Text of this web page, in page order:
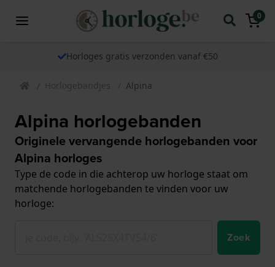
0
Horloges gratis verzonden vanaf €50
Horlogebandjes Alpina
Alpina horlogebanden
Originele vervangende horlogebanden voor
Alpina horloges
Type de code in die achterop uw horloge staat om
matchende horlogebanden te vinden voor uw
horloge:
Zoek